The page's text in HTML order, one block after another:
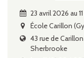
23 avril 2026 au
École Carillon
43 rue de Carillon
Sherbrooke